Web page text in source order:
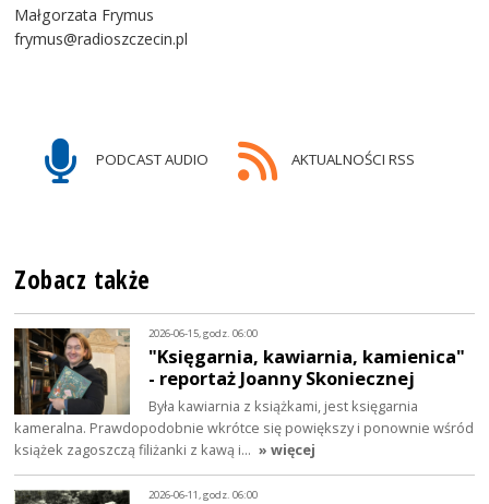
Małgorzata Frymus
frymus@radioszczecin.pl
PODCAST AUDIO AKTUALNOŚCI RSS
Zobacz także
2026-06-15, godz. 06:00
"Księgarnia, kawiarnia, kamienica"
- reportaż Joanny Skoniecznej
Była kawiarnia z książkami, jest księgarnia
kameralna. Prawdopodobnie wkrótce się powiększy i ponownie wśród
książek zagoszczą filiżanki z kawą i… » więcej
2026-06-11, godz. 06:00